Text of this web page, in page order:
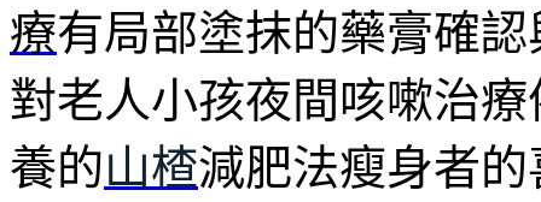
療有局部塗抹的藥膏確
對老人小孩夜間咳嗽治
養的山楂減肥法瘦身者